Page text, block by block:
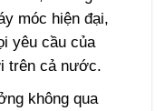
móc hiện đại,
yêu cầu của
trên cả nước.
không qua